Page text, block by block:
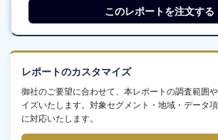
このレポートを注文する
レポートのカスタマイズ
御社のご要望に合わせて、本レポートの調査範囲
イズいたします。対象セグメント・地域・データ
に対応いたします。